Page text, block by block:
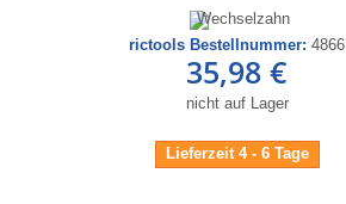
rictools Bestellnummer:4866
35,98 €
nicht auf Lager
Lieferzeit 4 - 6 Tage